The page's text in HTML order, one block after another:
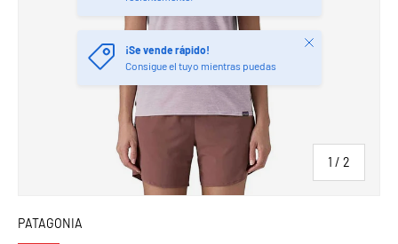
1 / of
2
¡Se vende rápido!
Consigue el tuyo mientras puedas
Close
PATAGONIA